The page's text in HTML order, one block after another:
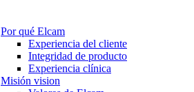
Por qué Elcam
Experiencia del cliente
Integridad de producto
Experiencia clínica
Misión vision